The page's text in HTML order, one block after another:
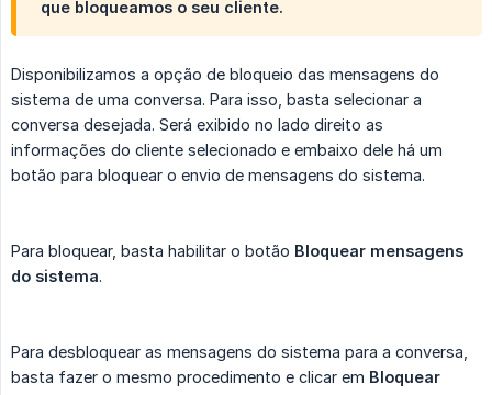
que bloqueamos o seu cliente.
Disponibilizamos a opção de bloqueio das mensagens do
sistema de uma conversa. Para isso, basta selecionar a
conversa desejada. Será exibido no lado direito as
informações do cliente selecionado e embaixo dele há um
botão para bloquear o envio de mensagens do sistema.
Para bloquear, basta habilitar o botão Bloquear mensagens
do sistema.
Para desbloquear as mensagens do sistema para a conversa,
basta fazer o mesmo procedimento e clicar em Bloquear